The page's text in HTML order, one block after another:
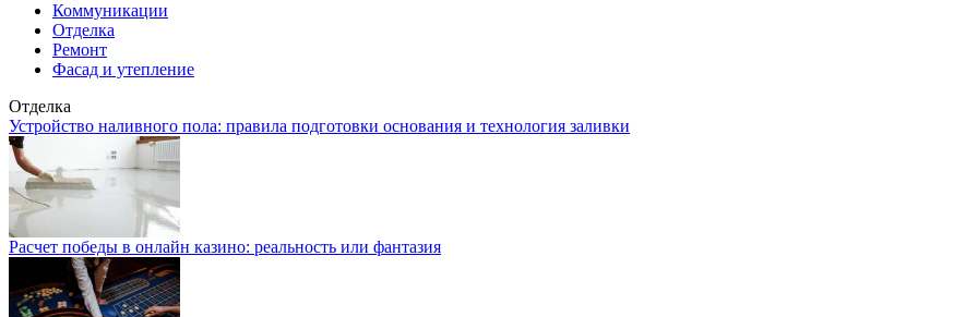
Коммуникации
Отделка
Ремонт
Фасад и утепление
Отделка
Устройство наливного пола: правила подготовки основания и технология заливки
Расчет победы в онлайн казино: реальность или фантазия